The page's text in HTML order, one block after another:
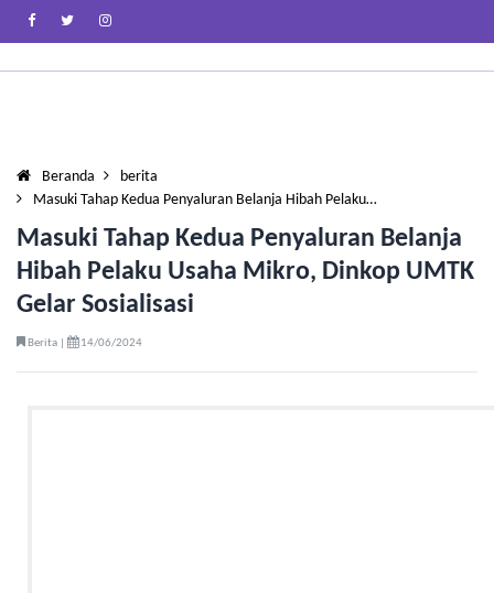
Beranda
berita
Masuki Tahap Kedua Penyaluran Belanja Hibah Pelaku…
Masuki Tahap Kedua Penyaluran Belanja
Hibah Pelaku Usaha Mikro, Dinkop UMTK
Gelar Sosialisasi
Berita | 14/06/2024